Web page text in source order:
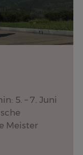
5. – 7. Juni
Meister